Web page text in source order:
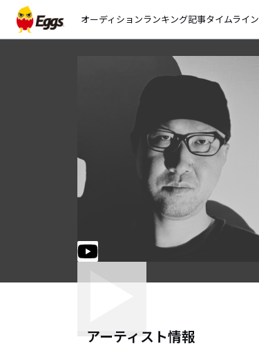
オーディションランキング記事タイムライン
アーティスト情報